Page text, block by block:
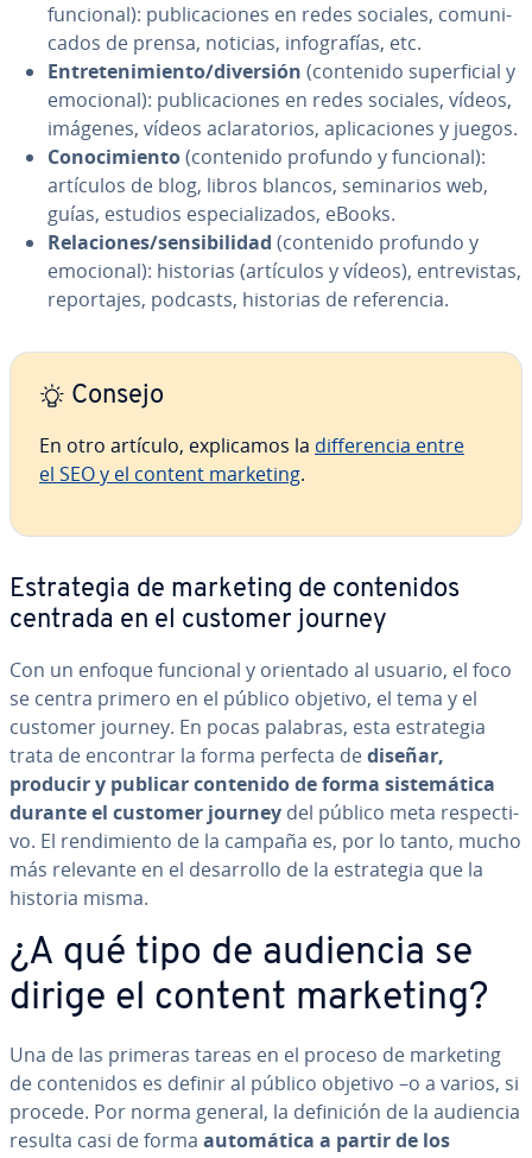
funcional): pu­bli­ca­cio­nes en redes sociales, co­mu­ni­
ca­dos de prensa, noticias, in­fo­gra­fías, etc.
En­tre­te­ni­mie­n­to/diversión (contenido su­pe­r­fi­cial y
emocional): pu­bli­ca­cio­nes en redes sociales, vídeos,
imágenes, vídeos acla­ra­to­rios, apli­ca­cio­nes y juegos.
Co­no­ci­mie­n­to(contenido profundo y funcional):
artículos de blog, libros blancos, se­mi­na­rios web,
guías, estudios es­pe­cia­li­za­dos, eBooks.
Re­la­cio­nes/se­n­si­bi­li­dad (contenido profundo y
emocional): historias (artículos y vídeos), en­tre­vi­s­tas,
re­po­r­ta­jes, podcasts, historias de re­fe­re­n­cia.
Consejo
En otro artículo, ex­pli­ca­mos la di­f­fe­re­n­cia entre
el SEO y el content marketing.
Es­tra­te­gia de marketing de co­n­te­ni­dos
centrada en el customer journey
Con un enfoque funcional y orientado al usuario, el foco
se centra primero en el público objetivo, el tema y el
customer journey. En pocas palabras, esta es­tra­te­gia
trata de encontrar la forma perfecta dediseñar,
producir y publicar contenido de forma si­s­te­má­ti­ca
durante el customer journey del público meta re­s­pe­c­ti­
vo. El re­n­di­mie­n­to de la campaña es, por lo tanto, mucho
más relevante en el de­sa­rro­llo de la es­tra­te­gia que la
historia misma.
¿A qué tipo de audiencia se
dirige el content marketing?
Una de las primeras tareas en el proceso de marketing
de co­n­te­ni­dos es definir al público objetivo –o a varios, si
procede. Por norma general, la de­fi­ni­ción de la audiencia
resulta casi de forma au­to­má­ti­ca a partir de los